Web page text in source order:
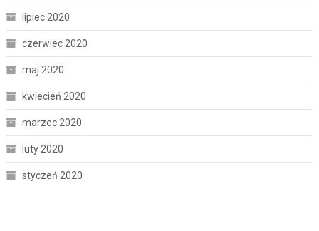
lipiec 2020
czerwiec 2020
maj 2020
kwiecień 2020
marzec 2020
luty 2020
styczeń 2020